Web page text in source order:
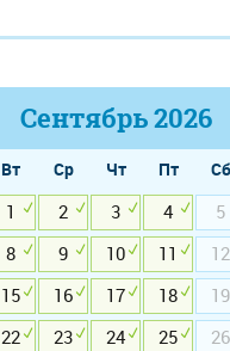
Сентябрь2026
Вт Ср Чт Пт Сб
1
2 3 4 5
8 9 10 11 12
15 16 17 18 19
22 23 24 25 26